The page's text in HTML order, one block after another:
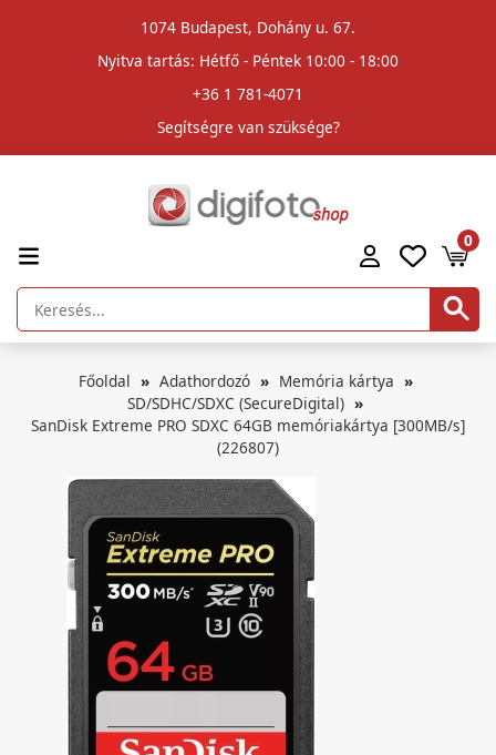
1074 Budapest, Dohány u. 67.
Nyitva tartás: Hétfő - Péntek 10:00 - 18:00
+36 1 781-4071
Segítségre van szüksége?
0
Főoldal Adathordozó
Memória kártya
SD/SDHC/SDXC (SecureDigital)
SanDisk Extreme PRO SDXC 64GB memóriakártya [300MB/s]
(226807)